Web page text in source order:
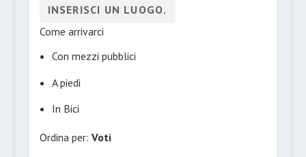
Come arrivarci
Con mezzi pubblici
A piedi
In Bici
Ordina per: Voti